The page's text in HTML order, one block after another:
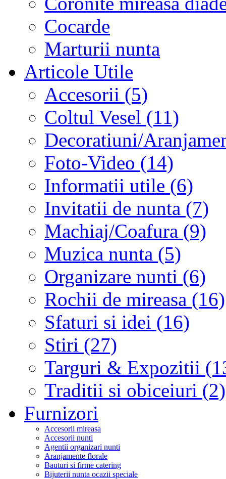
Cocarde
Marturii nunta
Articole Utile
Accesorii (5)
Coltul Vesel (11)
Decoratiuni/
Foto-Video (14)
Informatii utile (6)
Invitatii de nunta (7)
Machiaj/Coafura (9)
Muzica nunta (5)
Organizare nunti (6)
Rochii de mireasa (16)
Sfaturi si idei (16)
Stiri (27)
Targuri & Expozitii
Traditii si obiceiuri (2)
Furnizori
Accesorii mireasa
Accesorii nunti
Agentii organizari nunti
Aranjamente florale
Bauturi si firme catering
Bijuterii nunta ocazii speciale